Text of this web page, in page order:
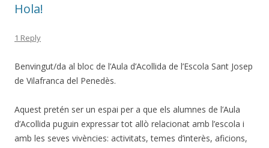
Hola!
1 Reply
Benvingut/da al bloc de l’Aula d’Acollida de l’Escola Sant Josep
de Vilafranca del Penedès.
Aquest pretén ser un espai per a que els alumnes de l’Aula
d’Acollida puguin expressar tot allò relacionat amb l’escola i
amb les seves vivències: activitats, temes d’interès, aficions,